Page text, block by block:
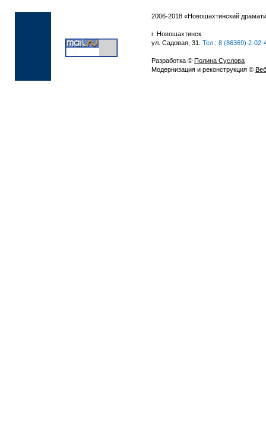
2006-2018 «Новошахтинский
г. Новошахтинск
ул. Садовая, 31. Тел.: 8 (86369) 2-02-
Разработка © Полина Суслова
Модернизация и реконструкция ©